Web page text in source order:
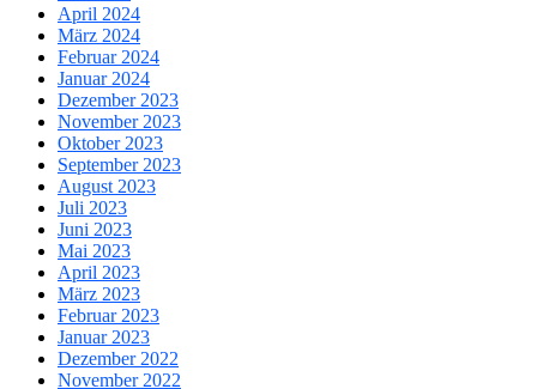
April 2024
März 2024
Februar 2024
Januar 2024
Dezember 2023
November 2023
Oktober 2023
September 2023
August 2023
Juli 2023
Juni 2023
Mai 2023
April 2023
März 2023
Februar 2023
Januar 2023
Dezember 2022
November 2022